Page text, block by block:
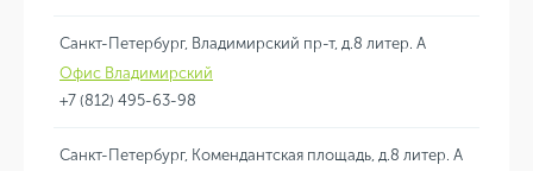
Санкт-Петербург, Владимирский пр-т, д.8 литер. А
Офис Владимирский
+7 (812) 495-63-98
Санкт-Петербург, Комендантская площадь, д.8 литер. А